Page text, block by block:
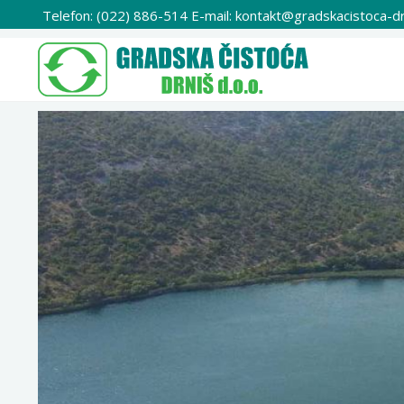
Telefon: (022) 886-514 E-mail: kontakt@gradskacistoca-